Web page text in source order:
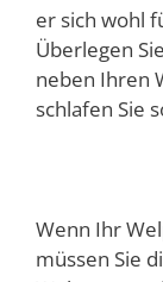
er sich wohl
Überlegen
neben Ihren
schlafen Sie
Wenn Ihr
müssen Sie